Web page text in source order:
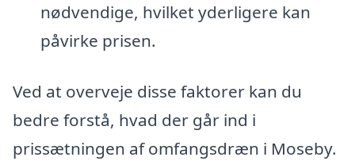
nødvendige, hvilket yderligere kan
påvirke prisen.
Ved at overveje disse faktorer kan du
bedre forstå, hvad der går ind i
prissætningen af omfangsdræn i Moseby.